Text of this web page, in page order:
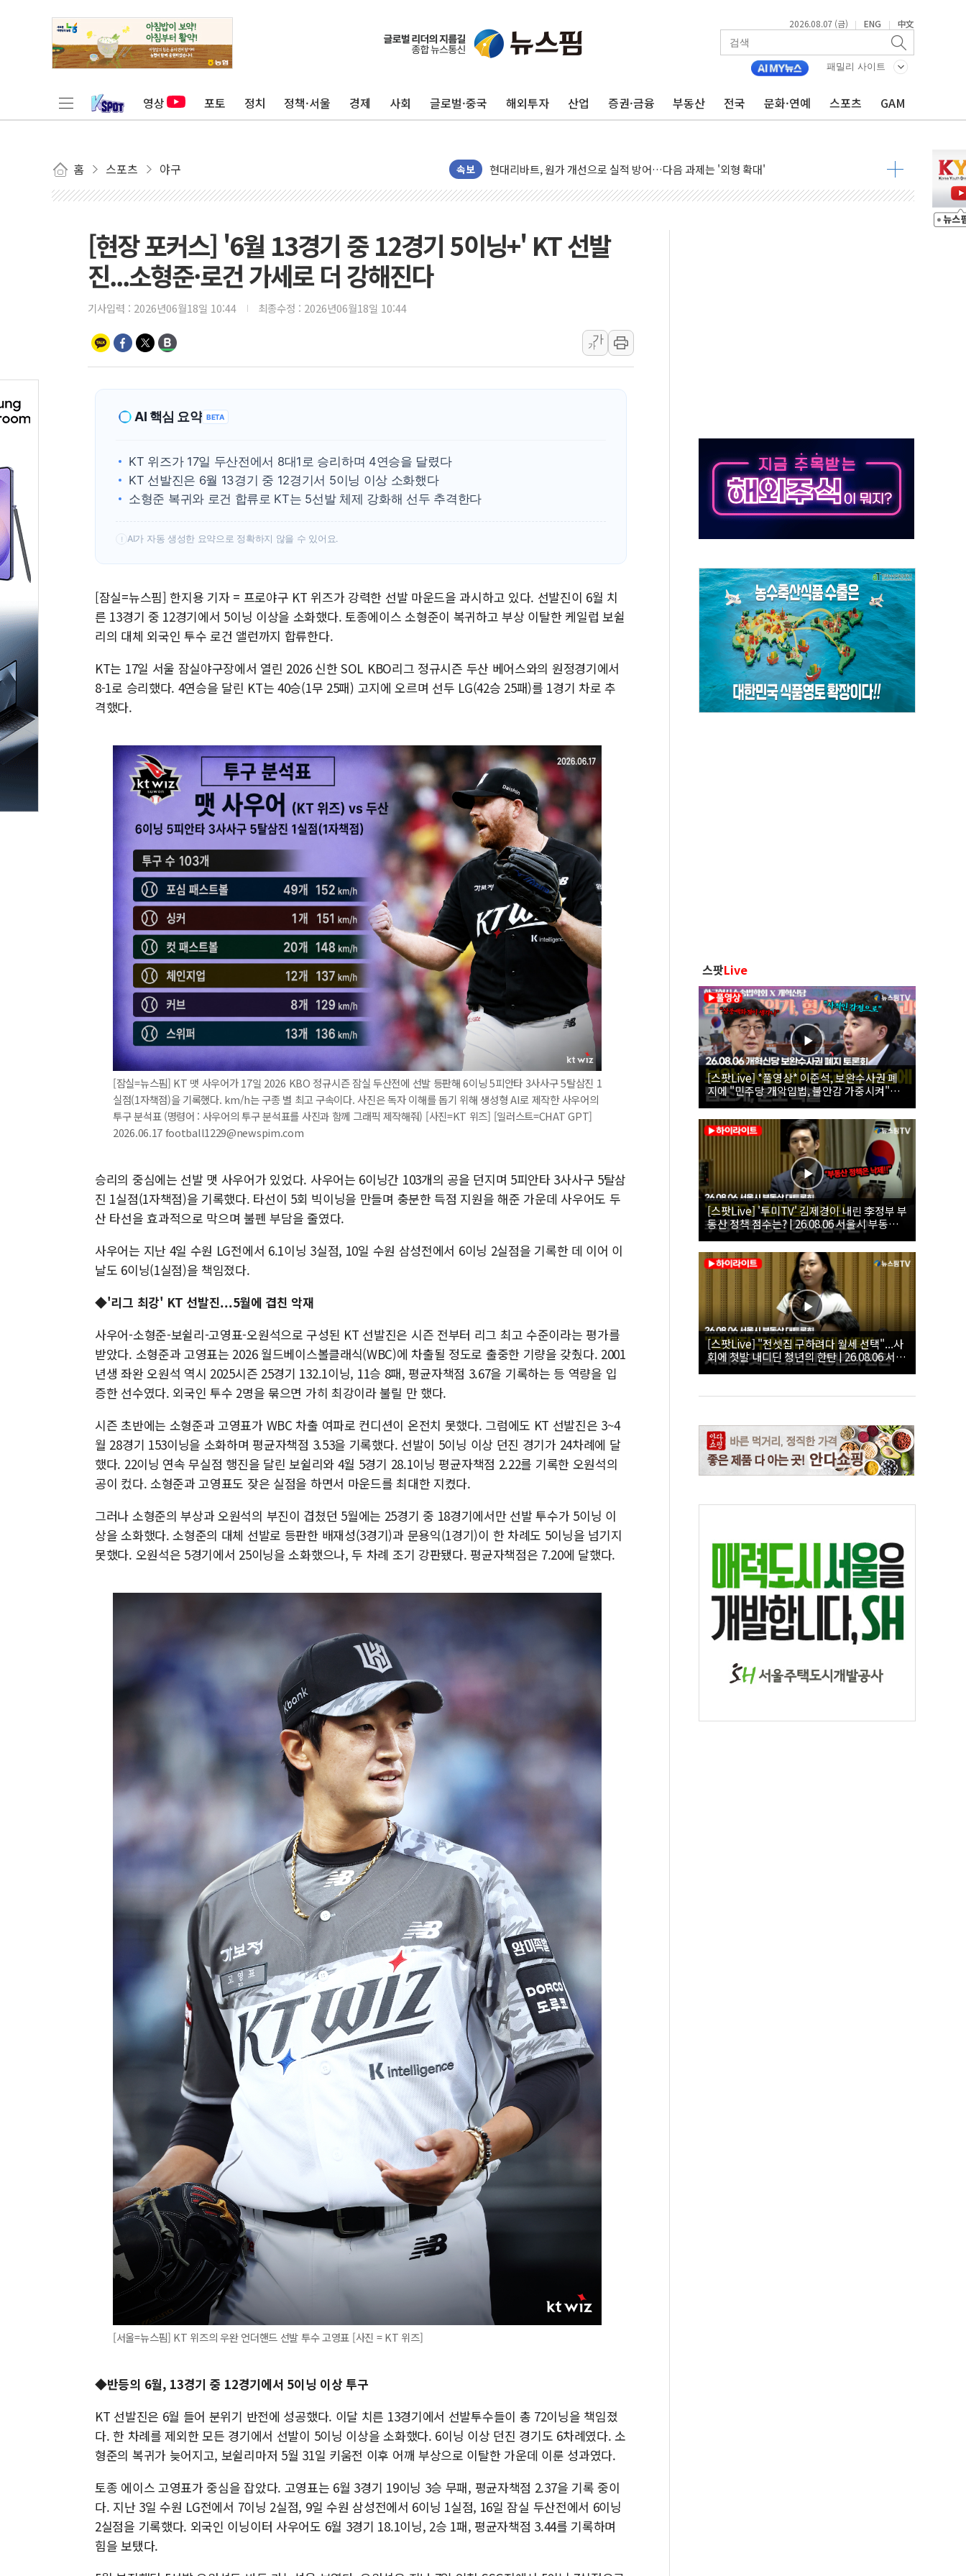
2026.08.07 (금) | ENG | 中文
패밀리 사이트
영상 포토 정치 정책·서울 경제 사회 글로벌·중국 해외투자 산업 증권·금융 부동산 전국 문화·연예 스포츠 GAM
홈 스포츠 야구 속보
트럼프, '원정출산 시민권 차단' 행정명령 서명…출생시민권 제한 재시동
트럼프 "이란전 조만간 끝날 것"…군수품 부족설 일축 "막대한 무기 보유"
"세금 부담 덜자"…비거주 1주택자 귀환 조짐에 전월세시장 '긴장'
세금 부담 커진 고가 1주택자…맞교환·재매수·다운사이징 '저울질'
뉴욕증시, 유가·금리 부담에 하락…다우 5거래일 랠리 '마침표'
이란, 오만과 호르무즈 해협 재개방 합의 막바지.."美와 직접 협상 없어"
[오늘의 국회일정] 상임위·세미나·기자회견·주요 정당 - 8월 7일
이란, 美·이스라엘 선박 호르무즈 통항 제한 추진…美 "통행 막을 권한 없어"
뉴욕증시 개장 전 특징주...모더나·아이온큐·도어대시↑ VS 샌디스크·피그마·앱러빈↓
김정관 장관 "영업이익 N% 성과급 반대…상법·자본시장법 개정 논의"
뉴욕증시 프리뷰, 미 주가선물 AI주 차익실현 속 혼조세...웨스턴디지털·샌디스크↓
청와대, 북한 단거리 탄도미사일 발사에 긴급 안보 점검회의
[현장 포커스] '6월 13경기 중 12경기 5이닝+' KT 선발
진...소형준·로건 가세로 더 강해진다
기사입력 : 2026년06월18일 10:44 최종수정 : 2026년06월18일 10:44
가
가
AI 핵심 요약 BETA
KT 위즈가 17일 두산전에서 8대1로 승리하며 4연승을 달렸다
KT 선발진은 6월 13경기 중 12경기서 5이닝 이상 소화했다
소형준 복귀와 로건 합류로 KT는 5선발 체제 강화해 선두 추격한다
! AI가 자동 생성한 요약으로 정확하지 않을 수 있어요.
[잠실=뉴스핌] 한지용 기자 = 프로야구 KT 위즈가 강력한 선발 마운드을 과시하고 있다. 선발진이 6월 치
른 13경기 중 12경기에서 5이닝 이상을 소화했다. 토종에이스 소형준이 복귀하고 부상 이탈한 케일럽 보쉴
리의 대체 외국인 투수 로건 앨런까지 합류한다.
KT는 17일 서울 잠실야구장에서 열린 2026 신한 SOL KBO리그 정규시즌 두산 베어스와의 원정경기에서
8-1로 승리했다. 4연승을 달린 KT는 40승(1무 25패) 고지에 오르며 선두 LG(42승 25패)를 1경기 차로 추
격했다.
[잠실=뉴스핌] KT 맷 사우어가 17일 2026 KBO 정규시즌 잠실 두산전에 선발 등판해 6이닝 5피안타 3사사구 5탈삼진 1
실점(1자책점)을 기록했다. km/h는 구종 별 최고 구속이다. 사진은 독자 이해를 돕기 위해 생성형 AI로 제작한 사우어의
투구 분석표 (명령어 : 사우어의 투구 분석표를 사진과 함께 그래픽 제작해줘) [사진=KT 위즈] [일러스트=CHAT GPT]
2026.06.17 football1229@newspim.com
승리의 중심에는 선발 맷 사우어가 있었다. 사우어는 6이닝간 103개의 공을 던지며 5피안타 3사사구 5탈삼
진 1실점(1자책점)을 기록했다. 타선이 5회 빅이닝을 만들며 충분한 득점 지원을 해준 가운데 사우어도 두
산 타선을 효과적으로 막으며 불펜 부담을 줄였다.
사우어는 지난 4일 수원 LG전에서 6.1이닝 3실점, 10일 수원 삼성전에서 6이닝 2실점을 기록한 데 이어 이
날도 6이닝(1실점)을 책임졌다.
◆'리그 최강' KT 선발진...5월에 겹친 악재
사우어-소형준-보쉴리-고영표-오원석으로 구성된 KT 선발진은 시즌 전부터 리그 최고 수준이라는 평가를
받았다. 소형준과 고영표는 2026 월드베이스볼클래식(WBC)에 차출될 정도로 출중한 기량을 갖췄다. 2001
년생 좌완 오원석 역시 2025시즌 25경기 132.1이닝, 11승 8패, 평균자책점 3.67을 기록하는 등 역량을 입
증한 선수였다. 외국인 투수 2명을 묶으면 가히 최강이라 불릴 만 했다.
시즌 초반에는 소형준과 고영표가 WBC 차출 여파로 컨디션이 온전치 못했다. 그럼에도 KT 선발진은 3~4
월 28경기 153이닝을 소화하며 평균자책점 3.53을 기록했다. 선발이 5이닝 이상 던진 경기가 24차례에 달
했다. 22이닝 연속 무실점 행진을 달린 보쉴리와 4월 5경기 28.1이닝 평균자책점 2.22를 기록한 오원석의
공이 컸다. 소형준과 고영표도 잦은 실점을 하면서 마운드를 최대한 지켰다.
그러나 소형준의 부상과 오원석의 부진이 겹쳤던 5월에는 25경기 중 18경기에서만 선발 투수가 5이닝 이
상을 소화했다. 소형준의 대체 선발로 등판한 배재성(3경기)과 문용익(1경기)이 한 차례도 5이닝을 넘기지
못했다. 오원석은 5경기에서 25이닝을 소화했으나, 두 차례 조기 강판됐다. 평균자책점은 7.20에 달했다.
[서울=뉴스핌] KT 위즈의 우완 언더핸드 선발 투수 고영표 [사진 = KT 위즈]
◆반등의 6월, 13경기 중 12경기에서 5이닝 이상 투구
KT 선발진은 6월 들어 분위기 반전에 성공했다. 이달 치른 13경기에서 선발투수들이 총 72이닝을 책임졌
다. 한 차례를 제외한 모든 경기에서 선발이 5이닝 이상을 소화했다. 6이닝 이상 던진 경기도 6차례였다. 소
형준의 복귀가 늦어지고, 보쉴리마저 5월 31일 키움전 이후 어깨 부상으로 이탈한 가운데 이룬 성과였다.
토종 에이스 고영표가 중심을 잡았다. 고영표는 6월 3경기 19이닝 3승 무패, 평균자책점 2.37을 기록 중이
다. 지난 3일 수원 LG전에서 7이닝 2실점, 9일 수원 삼성전에서 6이닝 1실점, 16일 잠실 두산전에서 6이닝
2실점을 기록했다. 외국인 이닝이터 사우어도 6월 3경기 18.1이닝, 2승 1패, 평균자책점 3.44를 기록하며
힘을 보탰다.
스팟Live
[스팟Live] *풀영상* 이준석, 보완수사권 폐
지에 "민주당 개악입법, 불안감 가중시켜"｜
26.08.06 개혁신당 보완수사권 폐지 토론회
[스팟Live] '투미TV' 김제경이 내린 李정부 부
동산 정책 점수는? | 26.08.06 서울시 부동산
대토론회
[스팟Live] "전셋집 구하려다 월세 선택"...사
회에 첫발 내디딘 청년의 한탄 | 26.08.06 서울
시 부동산 대토론회